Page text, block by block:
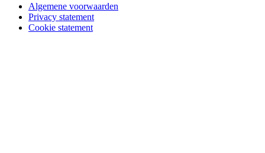
Algemene voorwaarden
Privacy statement
Cookie statement